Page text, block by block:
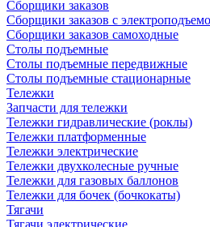
Сборщики заказов
Сборщики заказов с
Сборщики заказов самоходные
Столы подъемные
Столы подъемные передвижные
Столы подъемные стационарные
Тележки
Запчасти для тележки
Тележки гидравлические (роклы)
Тележки платформенные
Тележки электрические
Тележки двухколесные ручные
Тележки для газовых баллонов
Тележки для бочек (бочкокаты)
Тягачи
Тягачи электрические